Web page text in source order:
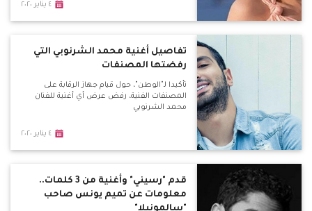
٤ يناير ٢٠٢٠
تفاصيل أغنية محمد الشرنوبي التي
رفضتها المصنفات
تأكيدا لـ"الوطن"، حول قيام جهاز الرقابة على
المصنفات الفنية، رفض عرض أي أغنية للفنان
محمد الشرنوبي
٤ يناير ٢٠٢٠
قدم "رسيني" وأغنية من 3 كلمات..
معلومات عن تميم يونس صاحب
"سالمونيلا"